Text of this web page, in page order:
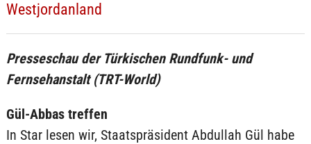
Westjordanland
Presseschau der Türkischen Rundfunk- und
Fernsehanstalt (TRT-World)
Gül-Abbas treffen
In Star lesen wir, Staatspräsident Abdullah Gül habe